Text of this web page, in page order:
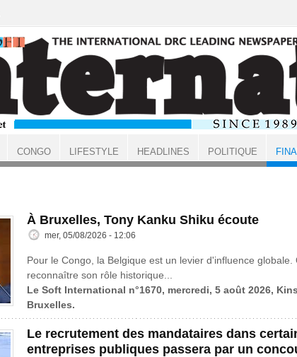
À Bruxelles, Tony Kanku Shiku écoute
mer, 05/08/2026 - 12:06
Pour le Congo, la Belgique est un levier d'influence globale.
reconnaître son rôle historique...
Le Soft International n°1670, mercredi, 5 août 2026,
Bruxelles.
Le recrutement des mandataires dans
entreprises publiques passera par un
CONGO LIFESTYLE HEADLINES POLITIQUE